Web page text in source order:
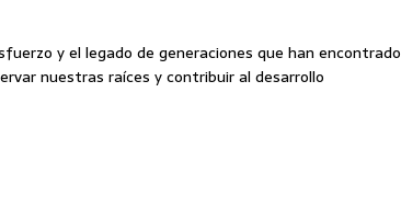
y el legado de generaciones que han encontrado
nuestras raíces y contribuir al desarrollo